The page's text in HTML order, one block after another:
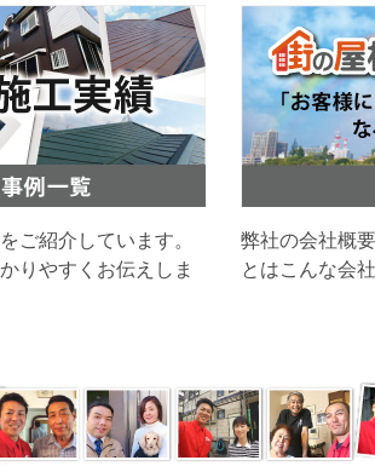
ご紹介しています。
りやすくお伝えしま
弊社の会社概
とはこんな会社